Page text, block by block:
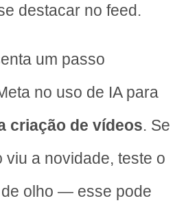
destacar no feed.
um passo
no uso de IA para
criação de vídeos. Se
viu a novidade, teste o
olho — esse pode